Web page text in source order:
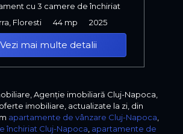
cu 3 camere de închiriat
Floresti
44 mp 2025
Vezi mai multe detalii
Agenție imobiliară Cluj-Napoca,
imobiliare, actualizate la zi, din
apartamente de vânzare Cluj-Napoca
închiriat Cluj-Napoca apartamente de